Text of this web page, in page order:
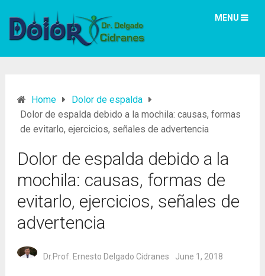
MENU
Home
Dolor de espalda
Dolor de espalda debido a la mochila: causas, formas
de evitarlo, ejercicios, señales de advertencia
Dolor de espalda debido a la
mochila: causas, formas de
evitarlo, ejercicios, señales de
advertencia
Dr.Prof. Ernesto Delgado Cidranes June 1, 2018